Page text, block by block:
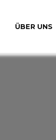
ÜBER UNS